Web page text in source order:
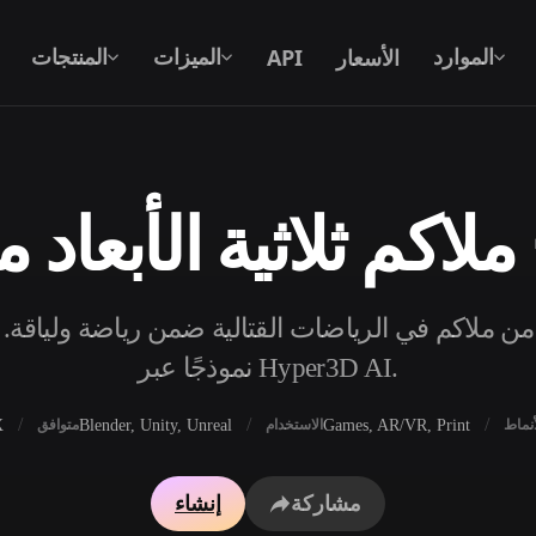
المنتجات الميزات API الأسعار الموارد
API
ادمج ذكاءنا الإبداعي في تطبيقك أو سير
ثلاثية الأبعاد
مجانيًا من ملاكم في الرياضات القتالية ضمن رياضة
نموذجًا عبر Hyper3D AI.
متوافقBlender, Unity, Unreal الاستخدام Games, AR/VR, Print
إنشاء مشاركة